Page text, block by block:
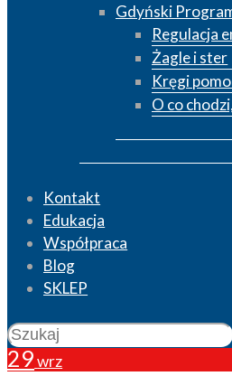
Gdyński
Regulacja
Żagle i ster
Kręgi
O co
Kontakt
Edukacja
Współpraca
Blog
SKLEP
29wrz